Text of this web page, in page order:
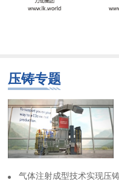
压铸专题
气体注射成型技术实现压